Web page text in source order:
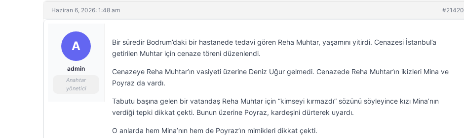
Haziran 6, 2026: 1:48 am #21420
A
admin
Anahtar
yönetici
Bir süredir Bodrum’daki bir hastanede tedavi gören Reha Muhtar, yaşamını yitirdi. Cenazesi İstanbul’a
getirilen Muhtar için cenaze töreni düzenlendi.
Cenazeye Reha Muhtar’ın vasiyeti üzerine Deniz Uğur gelmedi. Cenazede Reha Muhtar’ın ikizleri Mina ve
Poyraz da vardı.
Tabutu başına gelen bir vatandaş Reha Muhtar için “kimseyi kırmazdı” sözünü söyleyince kızı Mina’nın
verdiği tepki dikkat çekti. Bunun üzerine Poyraz, kardeşini dürterek uyardı.
O anlarda hem Mina’nın hem de Poyraz’ın mimikleri dikkat çekti.